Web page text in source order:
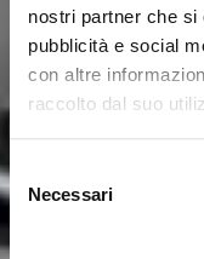
nostri partner che si
pubblicità e social
con altre
raccolto dal suo
Selezione
del
consenso
Necessari
Seems like